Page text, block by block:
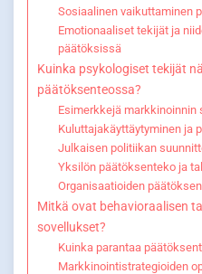
Sosiaalinen vaikuttaminen
Emotionaaliset tekijät ja
päätöksissä
Kuinka psykologiset tekijät
päätöksenteossa?
Esimerkkejä markkinoinnin
Kuluttajakäyttäytyminen ja
Julkaisen politiikan
Yksilön päätöksenteko ja
Organisaatioiden
Mitkä ovat behavioraalisen
sovellukset?
Kuinka parantaa
Markkinointistrategioiden